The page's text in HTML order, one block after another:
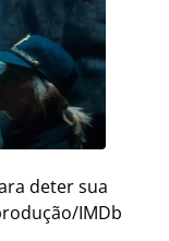
deter sua
IMDb